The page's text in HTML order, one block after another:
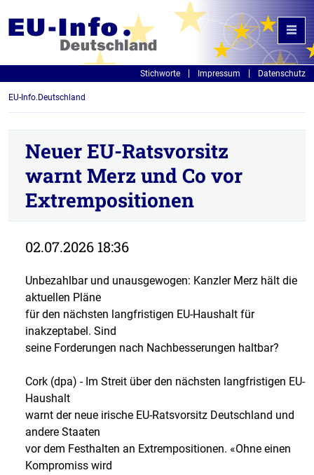
Stichworte Impressum Datenschutz
EU-Info.Deutschland
Neuer EU-Ratsvorsitz
warnt Merz und Co vor
Extrempositionen
02.07.2026 18:36
Unbezahlbar und unausgewogen: Kanzler Merz hält die
aktuellen Pläne
für den nächsten langfristigen EU-Haushalt für
inakzeptabel. Sind
seine Forderungen nach Nachbesserungen haltbar?
Cork (dpa) - Im Streit über den nächsten langfristigen EU-
Haushalt
warnt der neue irische EU-Ratsvorsitz Deutschland und
andere Staaten
vor dem Festhalten an Extrempositionen. «Ohne einen
Kompromiss wird